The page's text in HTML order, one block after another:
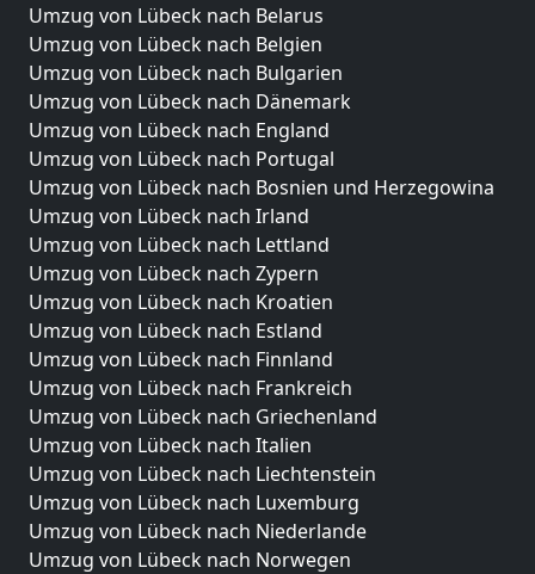
Umzug von Lübeck nach Belarus
Umzug von Lübeck nach Belgien
Umzug von Lübeck nach Bulgarien
Umzug von Lübeck nach Dänemark
Umzug von Lübeck nach England
Umzug von Lübeck nach Portugal
Umzug von Lübeck nach Bosnien und Herzegowina
Umzug von Lübeck nach Irland
Umzug von Lübeck nach Lettland
Umzug von Lübeck nach Zypern
Umzug von Lübeck nach Kroatien
Umzug von Lübeck nach Estland
Umzug von Lübeck nach Finnland
Umzug von Lübeck nach Frankreich
Umzug von Lübeck nach Griechenland
Umzug von Lübeck nach Italien
Umzug von Lübeck nach Liechtenstein
Umzug von Lübeck nach Luxemburg
Umzug von Lübeck nach Niederlande
Umzug von Lübeck nach Norwegen